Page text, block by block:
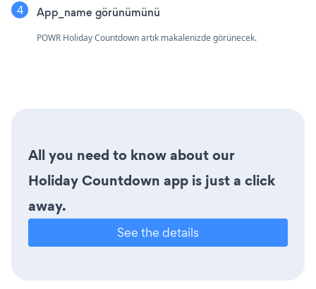
App_name görünümünü
POWR Holiday Countdown artık makalenizde görünecek.
All you need to know about our
Holiday Countdown app is just a click
away.
See the details